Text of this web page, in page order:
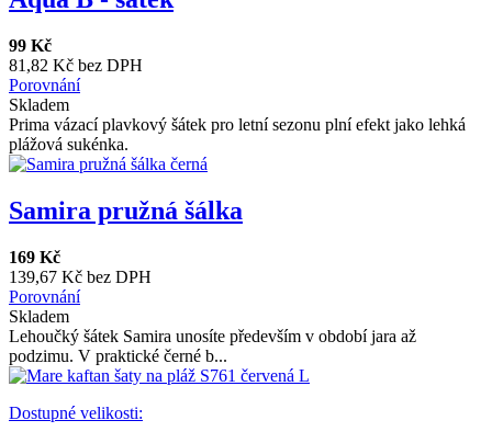
99 Kč
81,82 Kč bez DPH
Porovnání
Skladem
Prima vázací plavkový šátek pro letní sezonu plní efekt jako lehká
plážová sukénka.
Samira pružná šálka
169 Kč
139,67 Kč bez DPH
Porovnání
Skladem
Lehoučký šátek Samira unosíte především v období jara až
podzimu. V praktické černé b...
Dostupné velikosti: